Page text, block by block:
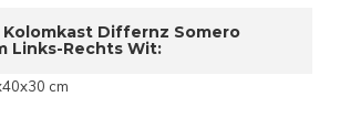
Differnz Somero
Links-Rechts Wit:
cm